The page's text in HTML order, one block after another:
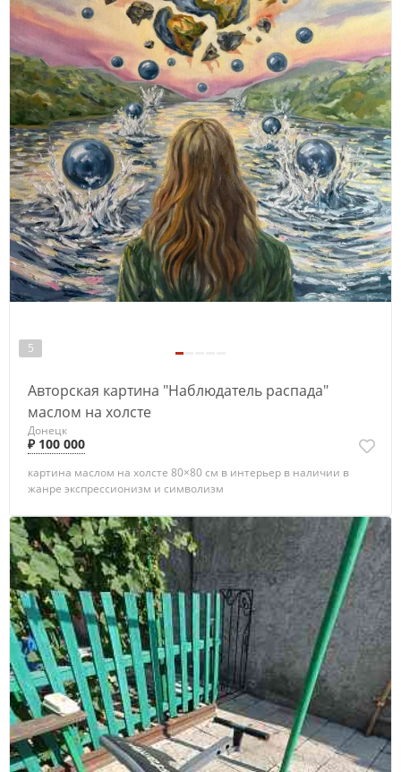
5
Авторская картина "Наблюдатель распада"
маслом на холсте
Донецк
₽ 100 000
картина маслом на холсте 80×80 см в интерьер в наличии в
жанре экспрессионизм и символизм